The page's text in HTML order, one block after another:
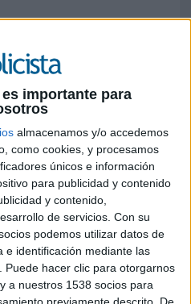
importante para
almacenamos y/o accedemos
como cookies, y procesamos
únicos e información
para publicidad y contenido
y contenido,
de servicios. Con su
podemos utilizar datos de
e identificación mediante las
Puede hacer clic para otorgarnos
a nuestros 1538 socios para
previamente descrito. De
Valverde, 3 11004
956 227 461
IMPRIMIR
TWEET
SHARE
SHARE
ENVIAR